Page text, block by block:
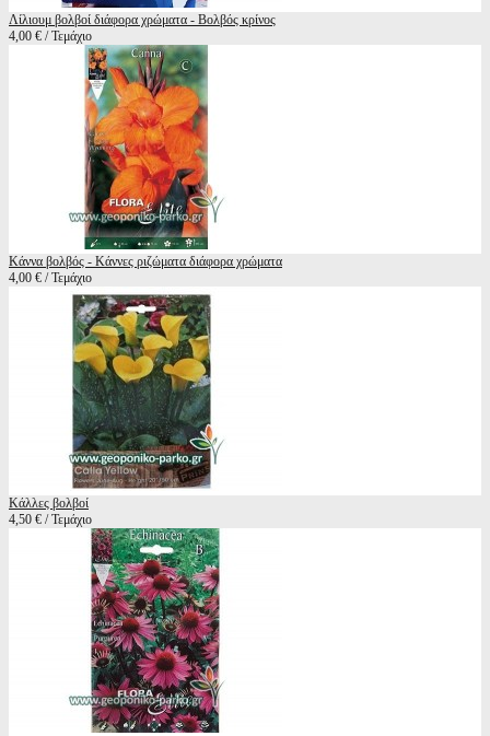
Λίλιουμ βολβοί διάφορα χρώματα - Βολβός κρίνος
4,00 € / Τεμάχιο
Κάννα βολβός - Κάννες ριζώματα διάφορα χρώματα
4,00 € / Τεμάχιο
Κάλλες βολβοί
4,50 € / Τεμάχιο